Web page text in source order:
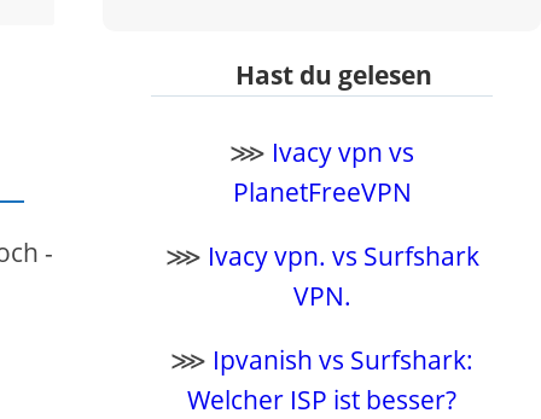
-
Hast du gelesen
⋙ Ivacy vpn vs
PlanetFreeVPN
⋙ Ivacy vpn. vs Surfshark
VPN.
⋙ Ipvanish vs Surfshark:
Welcher ISP ist besser?